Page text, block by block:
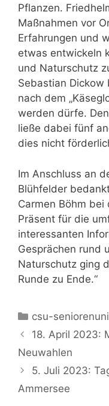
Pflanzen.
Maßnahmen vor
Erfahrungen und
etwas entwickeln
und Naturschutz
Sebastian
nach dem
werden dürfe.
ließe dabei fünf
dies nicht
Im Anschluss an
Blühfelder
Carmen Böhm bei
Präsent für die
interessanten
Gesprächen rund
Naturschutz ging
Runde zu Ende.“
Kategorien
csu-
18. April 2023:
Neuwahlen
5. Juli 2023:
Ammersee